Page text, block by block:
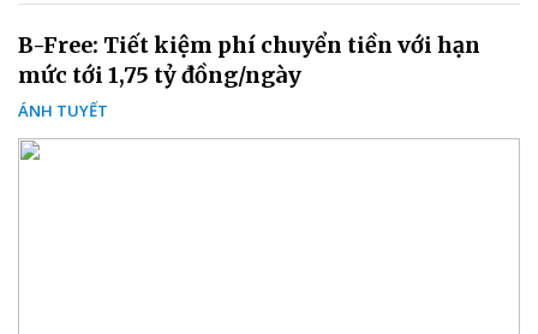
B-Free: Tiết kiệm phí chuyển tiền với hạn
mức tới 1,75 tỷ đồng/ngày
ÁNH TUYẾT